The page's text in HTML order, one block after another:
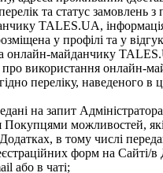
та статус замовлень з
TALES.UA,
у профілі та у
онлайн-майданчику
про використання онлайн-
переліку, наведеного в
на запит
Покупцями можливостей,
в тому числі
форм на Сайті/в
або в чаті;